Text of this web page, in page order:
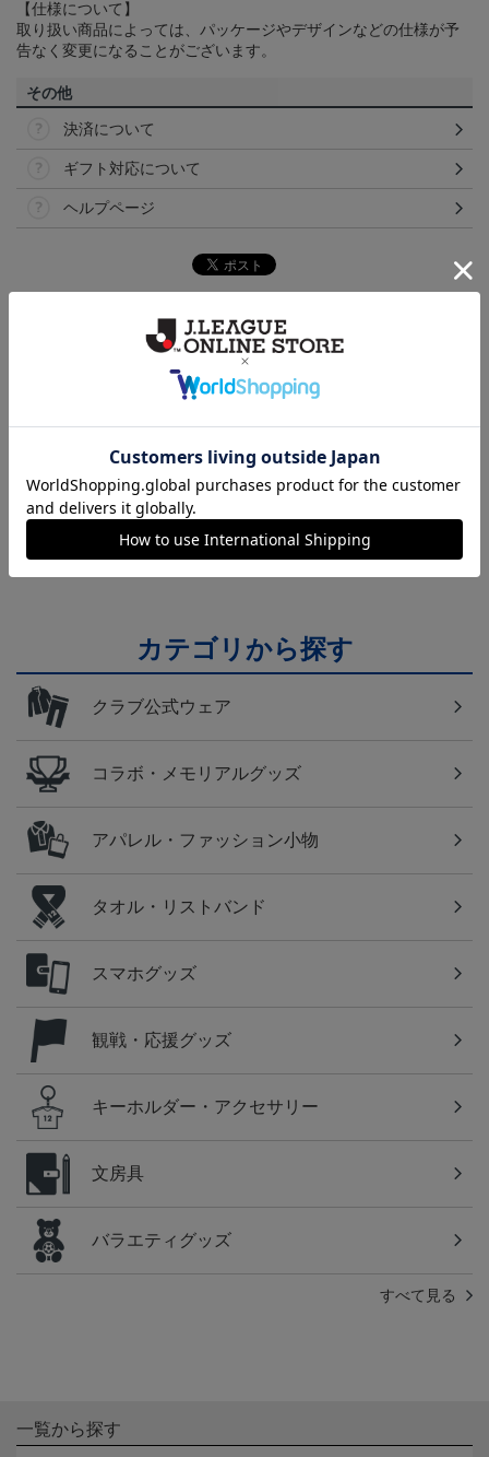
【仕様について】
取り扱い商品によっては、パッケージやデザインなどの仕様が予
告なく変更になることがございます。
その他
決済について
ギフト対応について
ヘルプページ
送料無料の併せ買いにオススメ！どの選手が当たる
かお楽しみのシークレットグッズ！
横浜FM
日常にもF・マリノスを！普段使いにオススメのアイ
テム！
カテゴリから探す
クラブ公式ウェア
コラボ・メモリアルグッズ
アパレル・ファッション小物
タオル・リストバンド
スマホグッズ
観戦・応援グッズ
キーホルダー・アクセサリー
文房具
バラエティグッズ
すべて見る
一覧から探す